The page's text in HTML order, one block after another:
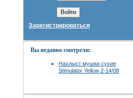
Зарегистрироваться
Вы недавно смотрели:
Нахлыст мушки сухие
Stimulator Yellow 2-14/08